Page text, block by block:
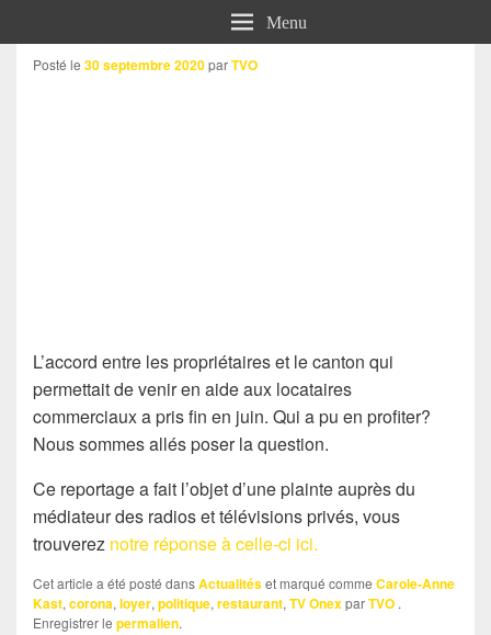
Menu
Posté le 30 septembre 2020parTVO
L’accord entre les propriétaires et le canton qui
permettait de venir en aide aux locataires
commerciaux a pris fin en juin. Qui a pu en profiter?
Nous sommes allés poser la question.
Ce reportage a fait l’objet d’une plainte auprès du
médiateur des radios et télévisions privés, vous
trouverez notre réponse à celle-ci ici.
Cet article a été posté dansActualitéset marqué comme Carole-Anne
Kast, corona, loyer, politique, restaurant, TV OnexparTVO .
Enregistrer le permalien.